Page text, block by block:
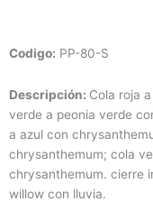
Codigo: PP-80-S
Descripción: Cola roja
verde a peonia verde
a azul con
chrysanthemum; cola
chrysanthemum. cierre
willow con lluvia.